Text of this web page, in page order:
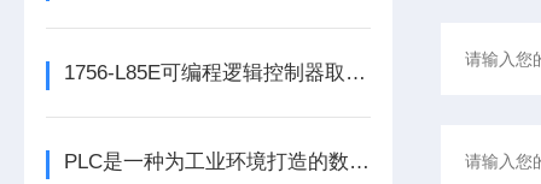
1756-L85E可编程逻辑控制器取代了传统的继电器控制系统
PLC是一种为工业环境打造的数字运算电子装置